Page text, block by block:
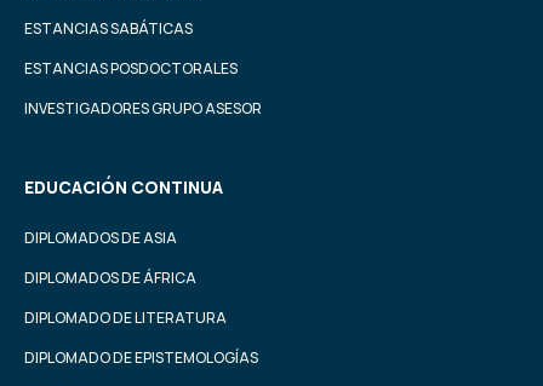
ESTANCIAS SABÁTICAS
ESTANCIAS POSDOCTORALES
INVESTIGADORES GRUPO ASESOR
EDUCACIÓN CONTINUA
DIPLOMADOS DE ASIA
DIPLOMADOS DE ÁFRICA
DIPLOMADO DE LITERATURA
DIPLOMADO DE EPISTEMOLOGÍAS